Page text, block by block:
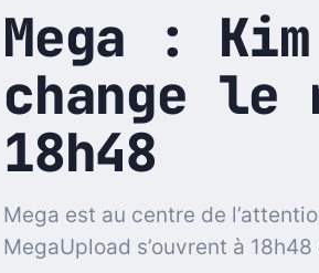
Mega :
change le
18h48
Mega est au centre de
MegaUpload s’ouvrent à